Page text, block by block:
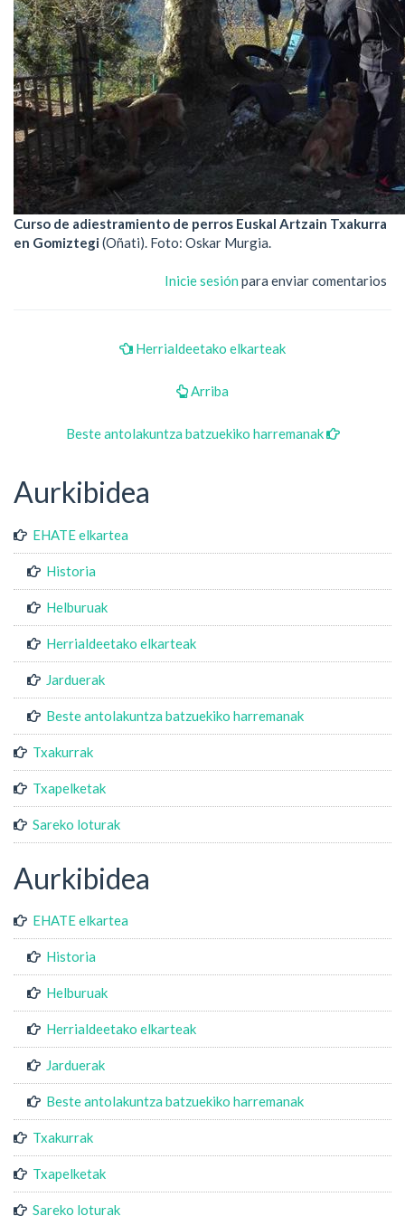
Curso de adiestramiento de perros Euskal Artzain Txakurra
en Gomiztegi(Oñati). Foto: Oskar Murgia.
Inicie sesión para enviar comentarios
Herrialdeetako elkarteak
Arriba
Beste antolakuntza batzuekiko harremanak
Aurkibidea
EHATE elkartea
Historia
Helburuak
Herrialdeetako elkarteak
Jarduerak
Beste antolakuntza batzuekiko harremanak
Txakurrak
Txapelketak
Sareko loturak
Aurkibidea
EHATE elkartea
Historia
Helburuak
Herrialdeetako elkarteak
Jarduerak
Beste antolakuntza batzuekiko harremanak
Txakurrak
Txapelketak
Sareko loturak